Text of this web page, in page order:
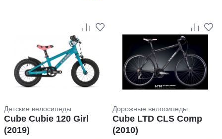
Детские велосипеды
Cube Cubie 120 Girl
(2019)
Дорожные велосипеды
Cube LTD CLS Comp
(2010)